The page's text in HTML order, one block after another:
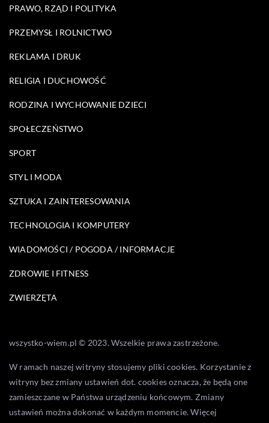
PRAWO, RZĄD I POLITYKA
PRZEMYSŁ I ROLNICTWO
REKLAMA I DRUK
RELIGIA I DUCHOWOŚĆ
RODZINA I WYCHOWANIE DZIECI
SPOŁECZEŃSTWO
SPORT
STYL I MODA
SZTUKA I ZAINTERESOWANIA
TECHNOLOGIA I KOMPUTERY
WIADOMOŚCI / POGODA / INFORMACJE
ZDROWIE I FITNESS
ZWIERZĘTA
wszystko-wiem.pl © 2023. Wszelkie prawa zastrzeżone.
W ramach naszej witryny stosujemy pliki cookies. Korzystanie z
witryny bez zmiany ustawień dot. cookies oznacza, że będą one
zamieszczane w Państwa urządzeniu końcowym. Zmiany
ustawień można dokonać w każdym momencie. Więcej